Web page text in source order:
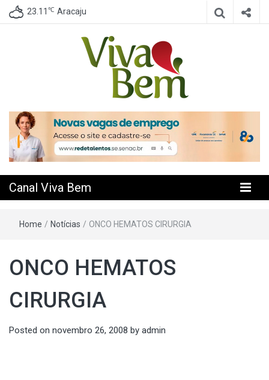
23.11 ℃ Aracaju
Canal Viva
Bem
Canal Viva Bem
Home / Notícias / ONCO HEMATOS CIRURGIA
ONCO HEMATOS
CIRURGIA
Posted on novembro 26, 2008 by admin